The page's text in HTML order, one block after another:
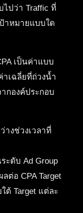
ไปว่า Traffic ที่
าหมายแบบใด
เป็นค่าแบบ
าเฉลี่ยที่ถ่วงน้ำ
กองค์ประกอบ
างช่วงเวลาที่
ะดับ Ad Group
ต่อ CPA Target
ต้ Target แต่ละ